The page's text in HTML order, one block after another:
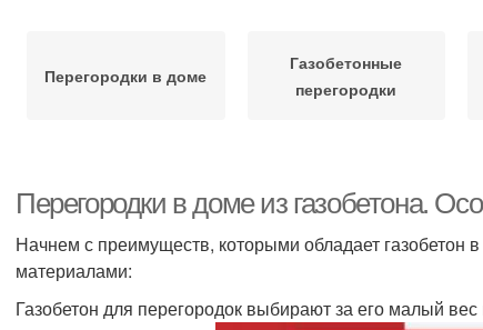
Перегородки в доме
Газобетонные
перегородки
Перегородки в доме из газобетона.
Начнем с преимуществ, которыми обладает
материалами:
Газобетон для перегородок выбирают за его малый